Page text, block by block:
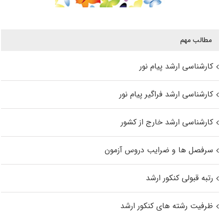
مطالب مهم
کارشناسی ارشد پیام نور
کارشناسی ارشد فراگیر پیام نور
کارشناسی ارشد خارج از کشور
سرفصل ها و ضرایب دروس آزمون
رتبه قبولی کنکور ارشد
ظرفیت رشته های کنکور ارشد